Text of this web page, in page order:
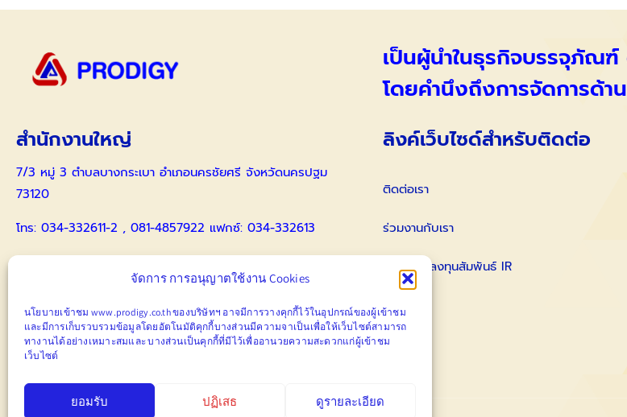
จัดการ การอนุญาตใช้งาน Cookies
นโยบายเข้าชม www.prodigy.co.th ของบริษัทฯ อาจมีการวางคุกกี้ไว้ในอุปกรณ์ของผู้เข้าชม
และมีการเก็บรวบรวมข้อมูลโดยอัตโนมัติคุกกี้บางส่วนมีความจาเป็นเพื่อให้เว็บไซต์สามารถ
ทางานได้อย่างเหมาะสมและบางส่วนเป็นคุกกี้ที่มีไว้เพื่ออานวยความสะดวกแก่ผู้เข้าชม
เว็บไซต์
ยอมรับ ปฏิเสธ ดูรายละเอียด
เป็นผู้นำในธุรกิจบรรจุภัณ
โดยคำนึงถึงการจัดการด้
สำนักงานใหญ่
7/3 หมู่ 3 ตำบลบางกระเบา อำเภอนครชัยศรี จังหวัดนครปฐม
73120
โทร: 034-332611-2 , 081-4857922 แฟกซ์: 034-332613
086-4173359 คุณธีรนาฏ
สำนักงานสาขาสุรินทร์
55 หมู่ 1 ตำบลบุฤาษี อำเภอเมืองสุรินทร์ จังหวัดสุรินทร์ 32000
ลิงค์เว็บไซด์สำหรับติดต่อ
ติดต่อเรา
ร่วมงานกับเรา
ติดต่อนักลงทุนสัมพันธ์ IR